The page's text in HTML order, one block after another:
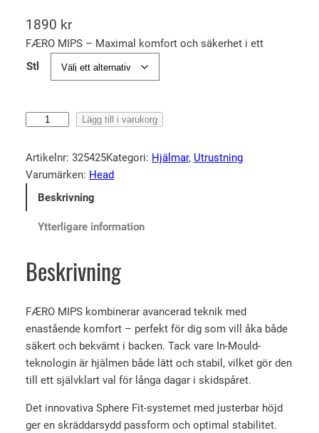
1890 kr
FÆRO MIPS – Maximal komfort och säkerhet i ett
Stl
a
d
M
p
s
m
ä
n
d
Lägg till i varukorg
Artikelnr: 325425Kategori: Hjälmar, Utrustning
Varumärken: Head
Beskrivning
Ytterligare information
Beskrivning
FÆRO MIPS kombinerar avancerad teknik med
enastående komfort – perfekt för dig som vill åka både
säkert och bekvämt i backen. Tack vare In-Mould-
teknologin är hjälmen både lätt och stabil, vilket gör den
till ett självklart val för långa dagar i skidspåret.
Det innovativa Sphere Fit-systemet med justerbar höjd
ger en skräddarsydd passform och optimal stabilitet.